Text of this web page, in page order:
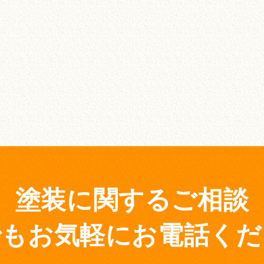
塗装に関するご相談
お気軽にお電話く